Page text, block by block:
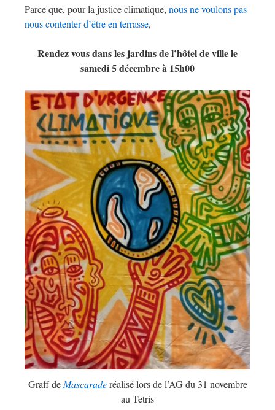
Parce que, pour la justice climatique, nous ne voulons pas
nous contenter d’être en terrasse,
Rendez vous dans les jardins de l’hôtel de ville le
samedi 5 décembre à 15h00
Graff de Mascarade réalisé lors de l’AG du 31 novembre
au Tetris